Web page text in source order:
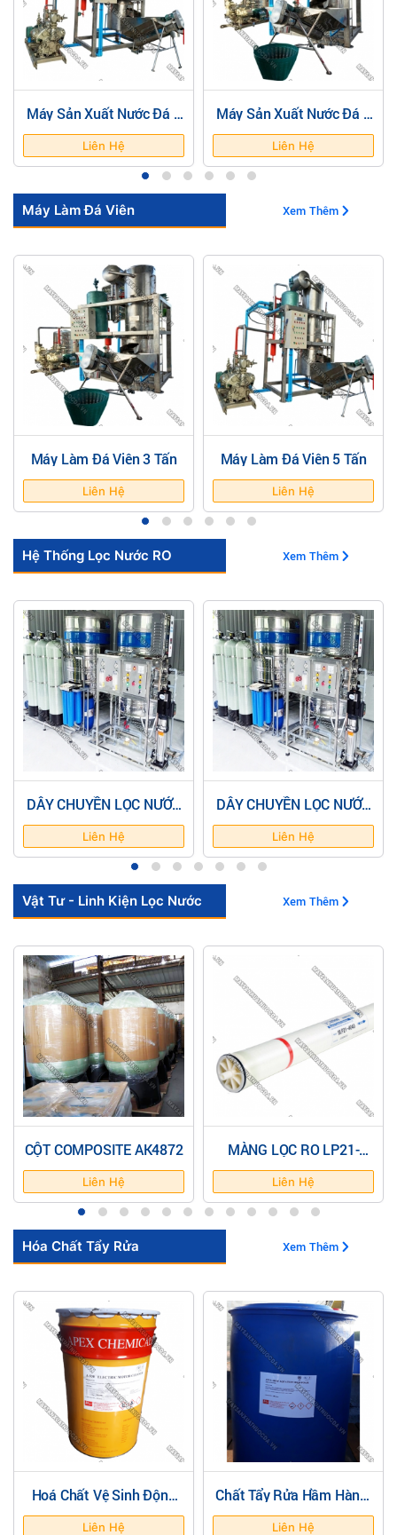
Máy Sản Xuất Nước Đá 3
Liên Hệ
Máy Sản Xuất Nước Đá 5
Liên Hệ
Máy Làm Đá Viên Xem Thêm
Máy Làm Đá Viên 3 Tấn
Liên Hệ
Máy Làm Đá Viên 5 Tấn
Liên Hệ
Hệ Thống Lọc Nước RO Xem Thêm
DÂY CHUYỀN LỌC NƯỚC
CƠ AKCC150
Liên Hệ
DÂY CHUYỀN LỌC NƯỚC
CƠ AKCC300
Liên Hệ
Vật Tư - Linh Kiện Lọc Nước Xem Thêm
CỘT COMPOSITE AK4872
Liên Hệ
MÀNG LỌC RO LP21-
Liên Hệ
Hóa Chất Tẩy Rửa Xem Thêm
Hoá Chất Vệ Sinh Động
Motor Cleaner
Liên Hệ
Chất Tẩy Rửa Hầm Hàng,
-480)
Liên Hệ